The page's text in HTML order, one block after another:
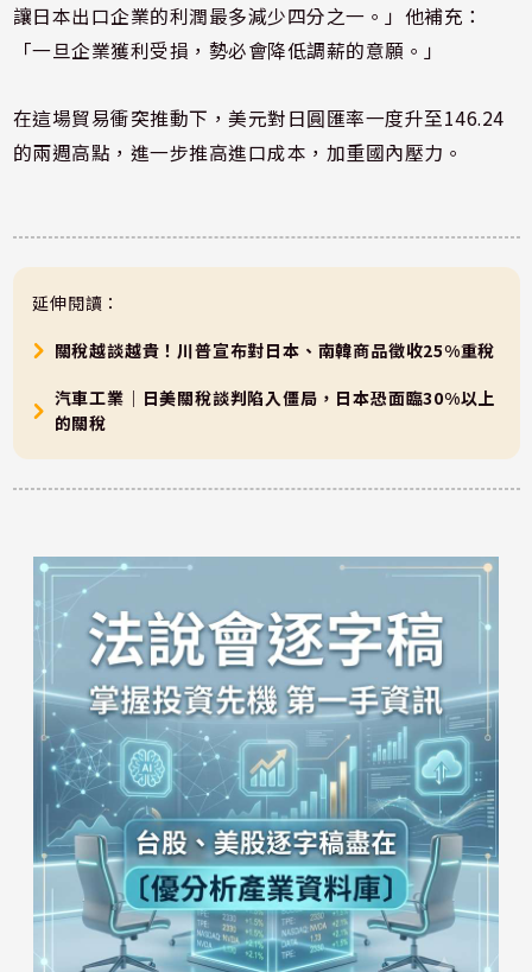
讓日本出口企業的利潤最多減少四分之一。」他補充：
「一旦企業獲利受損，勢必會降低調薪的意願。」
在這場貿易衝突推動下，美元對日圓匯率一度升至146.24
的兩週高點，進一步推高進口成本，加重國內壓力。
延伸閱讀：
關稅越談越貴！川普宣布對日本、南韓商品徵收25%重稅
汽車工業｜日美關稅談判陷入僵局，日本恐面臨30%以上
的關稅